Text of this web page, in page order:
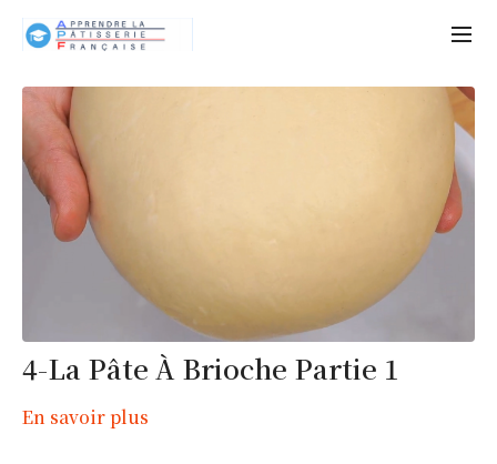
4-La Pâte À Brioche Partie 1
En savoir plus